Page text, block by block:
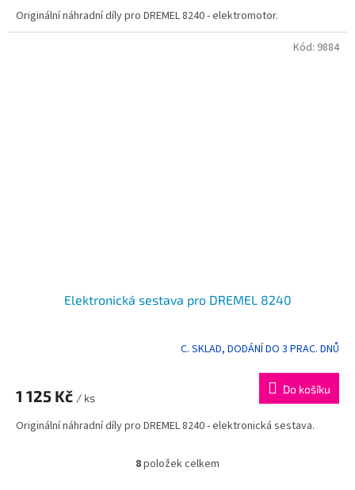
Originální náhradní díly pro DREMEL 8240 - elektromotor.
Elektronická sestava pro DREMEL 8240
C. SKLAD, DODÁNÍ DO 3 PRAC. DNŮ
1 125 Kč / ks
Do košíku
Originální náhradní díly pro DREMEL 8240 - elektronická sestava.
Kód: 9884
O
8položek celkem